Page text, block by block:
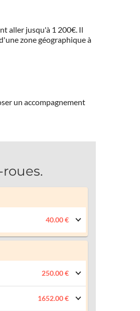
aller jusqu'à 1 200€. Il
zone géographique à
un accompagnement
40.00 €
250.00 €
1652.00 €